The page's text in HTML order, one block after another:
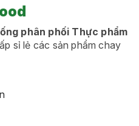
phân phối Thực phẩm
sỉ lẻ các sản phẩm chay